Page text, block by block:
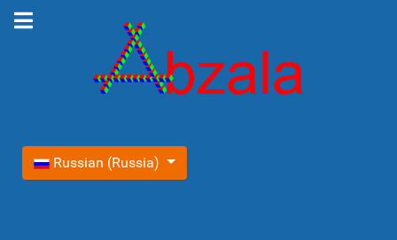
Выберите язык
Russian (Russia)